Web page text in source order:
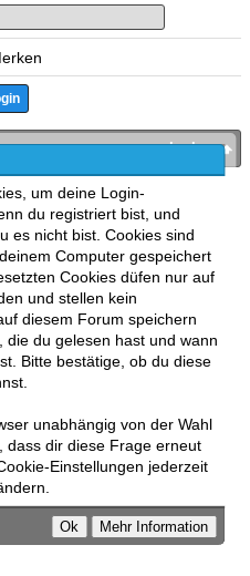
um deine Login-
du registriert bist, und
es nicht bist. Cookies sind
Computer gespeichert
Cookies düfen nur auf
und stellen kein
diesem Forum speichern
du gelesen hast und wann
Bitte bestätige, ob du diese
unabhängig von der Wahl
dass dir diese Frage erneut
Einstellungen jederzeit
nach oben
MyBB GoMobile
wechseln
TkaczMyBB addons.